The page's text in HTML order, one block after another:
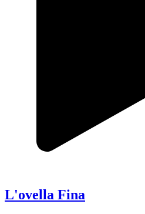
L'ovella Fina